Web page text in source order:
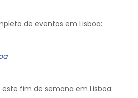
de eventos em Lisboa:
fim de semana em Lisboa: